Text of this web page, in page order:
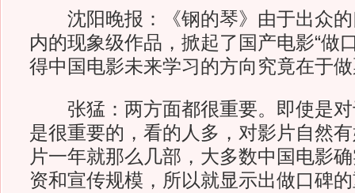
沈阳晚报：《钢的琴》由于出众的
内的现象级作品，掀起了国产电影“做
得中国电影未来学习的方向究竟在于
张猛：两方面都很重要。即使是对
是很重要的，看的人多，对影片自然
片一年就那么几部，大多数中国电影
资和宣传规模，所以就显示出做口碑